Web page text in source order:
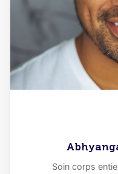
Soin corps